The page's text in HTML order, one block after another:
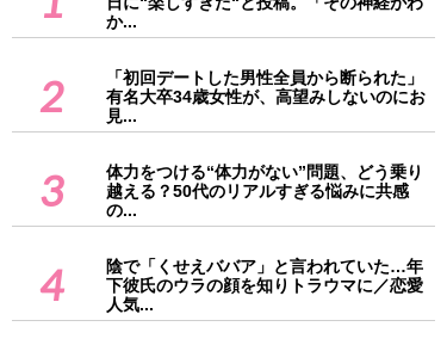
か...
2
「初回デートした男性全員から断られた」
有名大卒34歳女性が、高望みしないのにお
見...
3
体力をつける“体力がない”問題、どう乗り
越える？50代のリアルすぎる悩みに共感
の...
4
陰で「くせえババア」と言われていた…年
下彼氏のウラの顔を知りトラウマに／恋愛
人気...